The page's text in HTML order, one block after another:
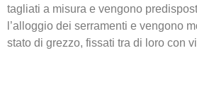
tagliati a misura e vengono
l’alloggio dei serramenti e vengono
stato di grezzo, fissati tra di loro con